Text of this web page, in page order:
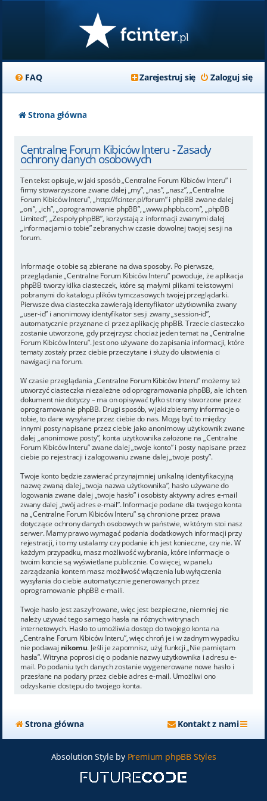
FAQ Zaloguj się
Zarejestruj się
Strona główna
Centralne Forum Kibiców Interu - Zasady
ochrony danych osobowych
Ten tekst opisuje, w jaki sposób „Centralne Forum Kibiców Interu” i
firmy stowarzyszone zwane dalej „my”, „nas”, „nasz”, „Centralne
Forum Kibiców Interu”, „http://fcinter.pl/forum” i phpBB zwane dalej
„oni”, „ich”, „oprogramowanie phpBB”, „www.phpbb.com”, „phpBB
Limited”, „Zespoły phpBB”, korzystają z informacji zwanymi dalej
„informacjami o tobie” zebranych w czasie dowolnej twojej sesji na
forum.
Informacje o tobie są zbierane na dwa sposoby. Po pierwsze,
przeglądanie „Centralne Forum Kibiców Interu” powoduje, że aplikacja
phpBB tworzy kilka ciasteczek, które są małymi plikami tekstowymi
pobranymi do katalogu plików tymczasowych twojej przeglądarki.
Pierwsze dwa ciasteczka zawierają identyfikator użytkownika zwany
„user-id” i anonimowy identyfikator sesji zwany „session-id”,
automatycznie przyznane ci przez aplikację phpBB. Trzecie ciasteczko
zostanie utworzone, gdy przejrzysz chociaż jeden temat na „Centralne
Forum Kibiców Interu”. Jest ono używane do zapisania informacji, które
tematy zostały przez ciebie przeczytane i służy do ułatwienia ci
nawigacji na forum.
W czasie przeglądania „Centralne Forum Kibiców Interu” możemy też
utworzyć ciasteczka niezależne od oprogramowania phpBB, ale ich ten
dokument nie dotyczy – ma on opisywać tylko strony stworzone przez
oprogramowanie phpBB. Drugi sposób, w jaki zbieramy informacje o
tobie, to dane wysyłane przez ciebie do nas. Mogą być to między
innymi posty napisane przez ciebie jako anonimowy użytkownik zwane
dalej „anonimowe posty”, konta użytkownika założone na „Centralne
Forum Kibiców Interu” zwane dalej „twoje konto” i posty napisane przez
ciebie po rejestracji i zalogowaniu zwane dalej „twoje posty”.
Twoje konto będzie zawierać przynajmniej unikalną identyfikacyjną
nazwę zwaną dalej „twoja nazwa użytkownika”, hasło używane do
logowania zwane dalej „twoje hasło” i osobisty aktywny adres e-mail
zwany dalej „twój adres e-mail”. Informacje podane dla twojego konta
na „Centralne Forum Kibiców Interu” są chronione przez prawa
dotyczące ochrony danych osobowych w państwie, w którym stoi nasz
serwer. Mamy prawo wymagać podania dodatkowych informacji przy
rejestracji, i to my ustalamy czy podanie ich jest konieczne, czy nie. W
każdym przypadku, masz możliwość wybrania, które informacje o
twoim koncie są wyświetlane publicznie. Co więcej, w panelu
zarządzania kontem masz możliwość włączenia lub wyłączenia
wysyłania do ciebie automatycznie generowanych przez
oprogramowanie phpBB e-maili.
Twoje hasło jest zaszyfrowane, więc jest bezpieczne, niemniej nie
należy używać tego samego hasła na różnych witrynach
internetowych. Hasło to umożliwia dostęp do twojego konta na
„Centralne Forum Kibiców Interu”, więc chroń je i w żadnym wypadku
nie podawaj nikomu. Jeśli je zapomnisz, użyj funkcji „Nie pamiętam
hasła”. Witryna poprosi cię o podanie nazwy użytkownika i adresu e-
mail. Po podaniu tych danych zostanie wygenerowane nowe hasło i
przesłane na podany przez ciebie adres e-mail. Umożliwi ono
odzyskanie dostępu do twojego konta.
Strona główna Kontakt z nami
Absolution Style by Premium phpBB Styles